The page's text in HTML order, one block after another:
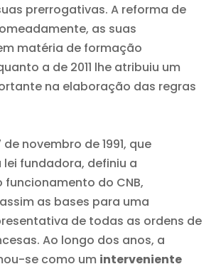
prerrogativas. A reforma de
as suas
matéria de formação
a de 2011 lhe atribuiu um
na elaboração das regras
novembro de 1991, que
fundadora, definiu a
funcionamento do CNB,
as bases para uma
de todas as ordens de
Ao longo dos anos, a
se como um interveniente